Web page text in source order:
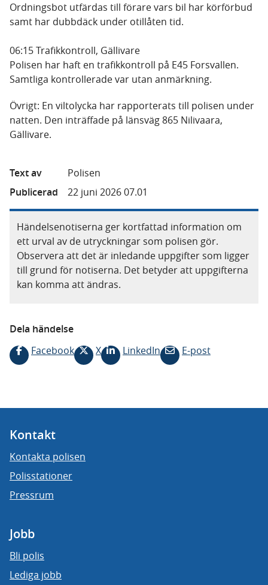
Ordningsbot utfärdas till förare vars bil har körförbud
samt har dubbdäck under otillåten tid.
06:15 Trafikkontroll, Gällivare
Polisen har haft en trafikkontroll på E45 Forsvallen.
Samtliga kontrollerade var utan anmärkning.
Övrigt: En viltolycka har rapporterats till polisen under
natten. Den inträffade på länsväg 865 Nilivaara,
Gällivare.
Text av
Polisen
Publicerad
22 juni 2026 07.01
Händelsenotiserna ger kortfattad information om
ett urval av de utryckningar som polisen gör.
Observera att det är inledande uppgifter som ligger
till grund för notiserna. Det betyder att uppgifterna
kan komma att ändras.
Dela händelse
Facebook
X LinkedIn E-post
Kontakt
Kontakta polisen
Polisstationer
Pressrum
Jobb
Bli polis
Lediga jobb